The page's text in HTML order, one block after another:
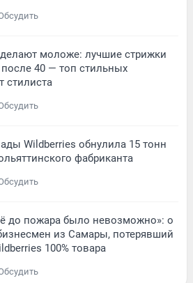
моложе: лучшие стрижки
40 — топ стильных
стилиста
Wildberries обнулила 15 тонн
фабриканта
до пожара было невозможно»: о
из Самары, потерявший
100% товара